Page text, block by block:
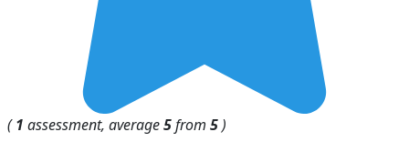
(1 assessment, average5from 5)